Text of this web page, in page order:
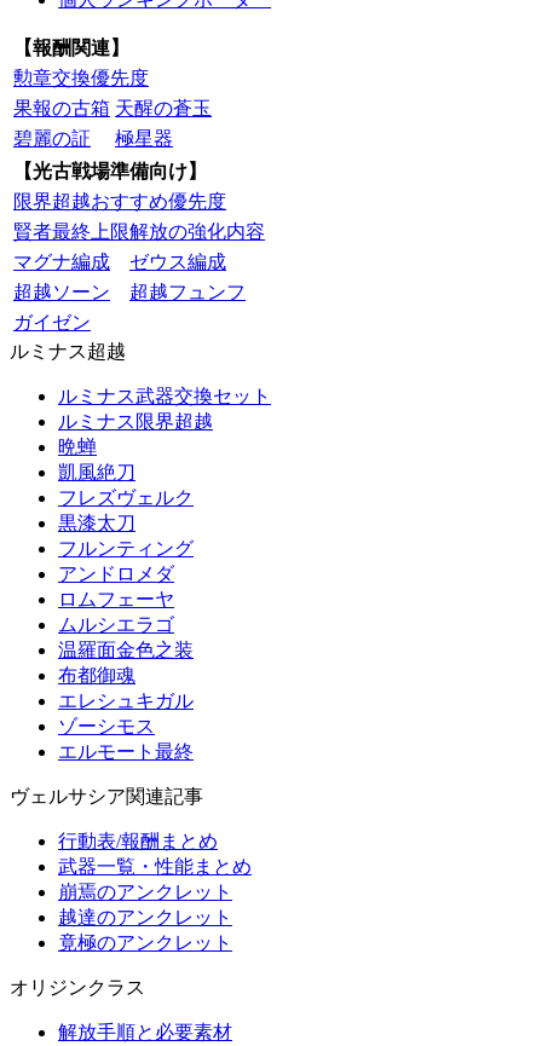
【報酬関連】
勲章交換優先度
果報の古箱 天醒の蒼玉
碧麗の証
極星器
【光古戦場準備向け】
限界超越おすすめ優先度
賢者最終上限解放の強化内容
マグナ編成
ゼウス編成
超越ソーン
超越フュンフ
ガイゼン
ルミナス超越
ルミナス武器交換セット
ルミナス限界超越
晩蝉
凱風絶刀
フレズヴェルク
黒漆太刀
フルンティング
アンドロメダ
ロムフェーヤ
ムルシエラゴ
温羅面金色之装
布都御魂
エレシュキガル
ゾーシモス
エルモート最終
ヴェルサシア関連記事
行動表/報酬まとめ
武器一覧・性能まとめ
崩焉のアンクレット
越達のアンクレット
竟極のアンクレット
オリジンクラス
解放手順と必要素材